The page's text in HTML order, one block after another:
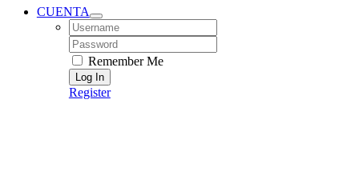
CUENTA
Username:
Password:
Remember Me
Register